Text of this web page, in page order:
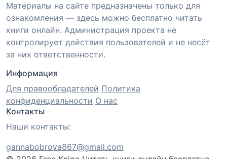
Материалы на сайте предназначены только для
ознакомления — здесь можно бесплатно читать
книги онлайн. Администрация проекта не
контролирует действия пользователей и не несёт
за них ответственности.
Информация
Для правообладателей Политика
конфиденциальности О нас
Контакты
Наши контакты:
gannabobrova867@gmail.com